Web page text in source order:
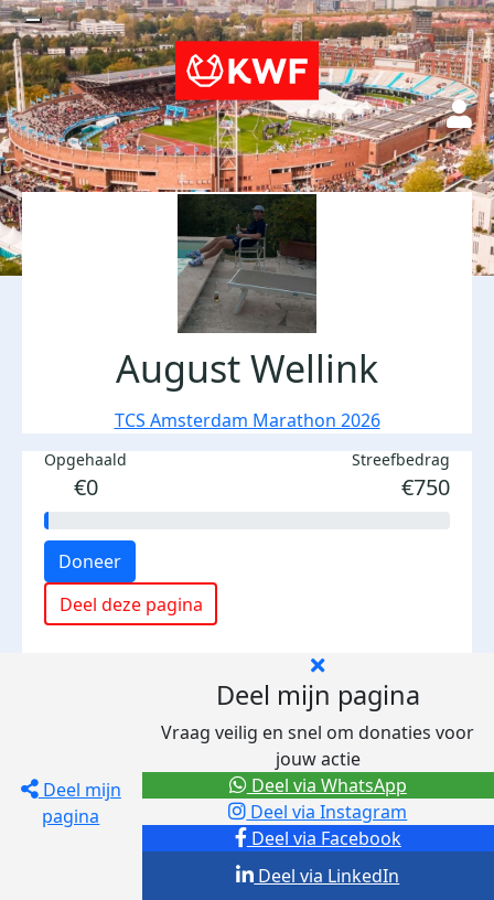
August Wellink
TCS Amsterdam Marathon 2026
Opgehaald
€0
Streefbedrag
€750
Doneer
Deel deze pagina
Deel mijn
pagina
Deel mijn pagina
Vraag veilig en snel om donaties voor
jouw actie
Deel via Facebook
Deel via Instagram
Deel via LinkedIn
Deel via WhatsApp